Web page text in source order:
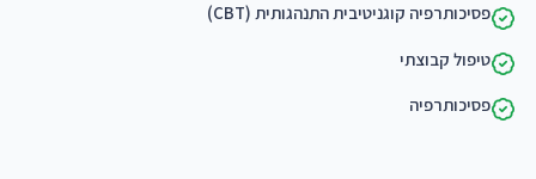
פסיכותרפיה קוגניטיבית התנהגותית (CBT)
טיפול קבוצתי
פסיכותרפיה